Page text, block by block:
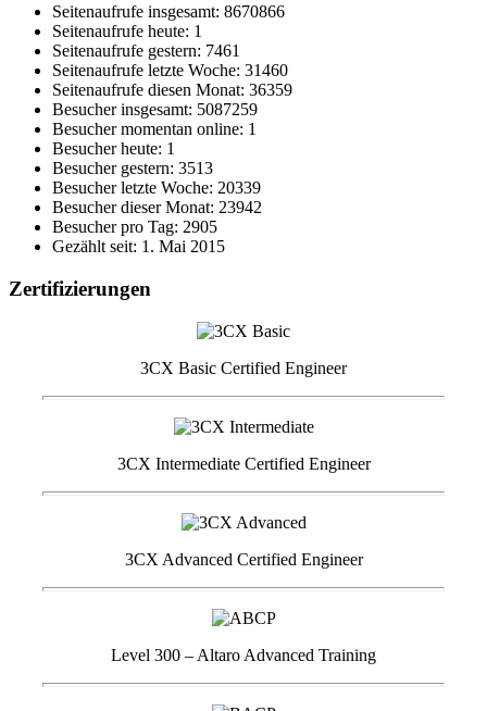
Seitenaufrufe insgesamt: 8670866
Seitenaufrufe heute: 1
Seitenaufrufe gestern: 7461
Seitenaufrufe letzte Woche: 31460
Seitenaufrufe diesen Monat: 36359
Besucher insgesamt: 5087259
Besucher momentan online: 1
Besucher heute: 1
Besucher gestern: 3513
Besucher letzte Woche: 20339
Besucher dieser Monat: 23942
Besucher pro Tag: 2905
Gezählt seit: 1. Mai 2015
Zertifizierungen
3CX Basic Certified Engineer
3CX Intermediate Certified Engineer
3CX Advanced Certified Engineer
Level 300 – Altaro Advanced Training